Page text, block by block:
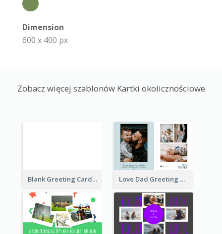
Dimension
600 x 400 px
Zobacz więcej szablonów Kartki okolicznościowe
Blank Greeting Card Love Dad Greeting Card